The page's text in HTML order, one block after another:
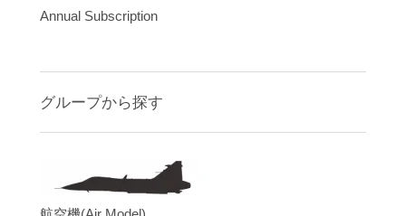
Annual Subscription
グループから探す